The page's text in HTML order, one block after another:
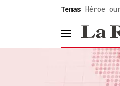
Temas Héroe